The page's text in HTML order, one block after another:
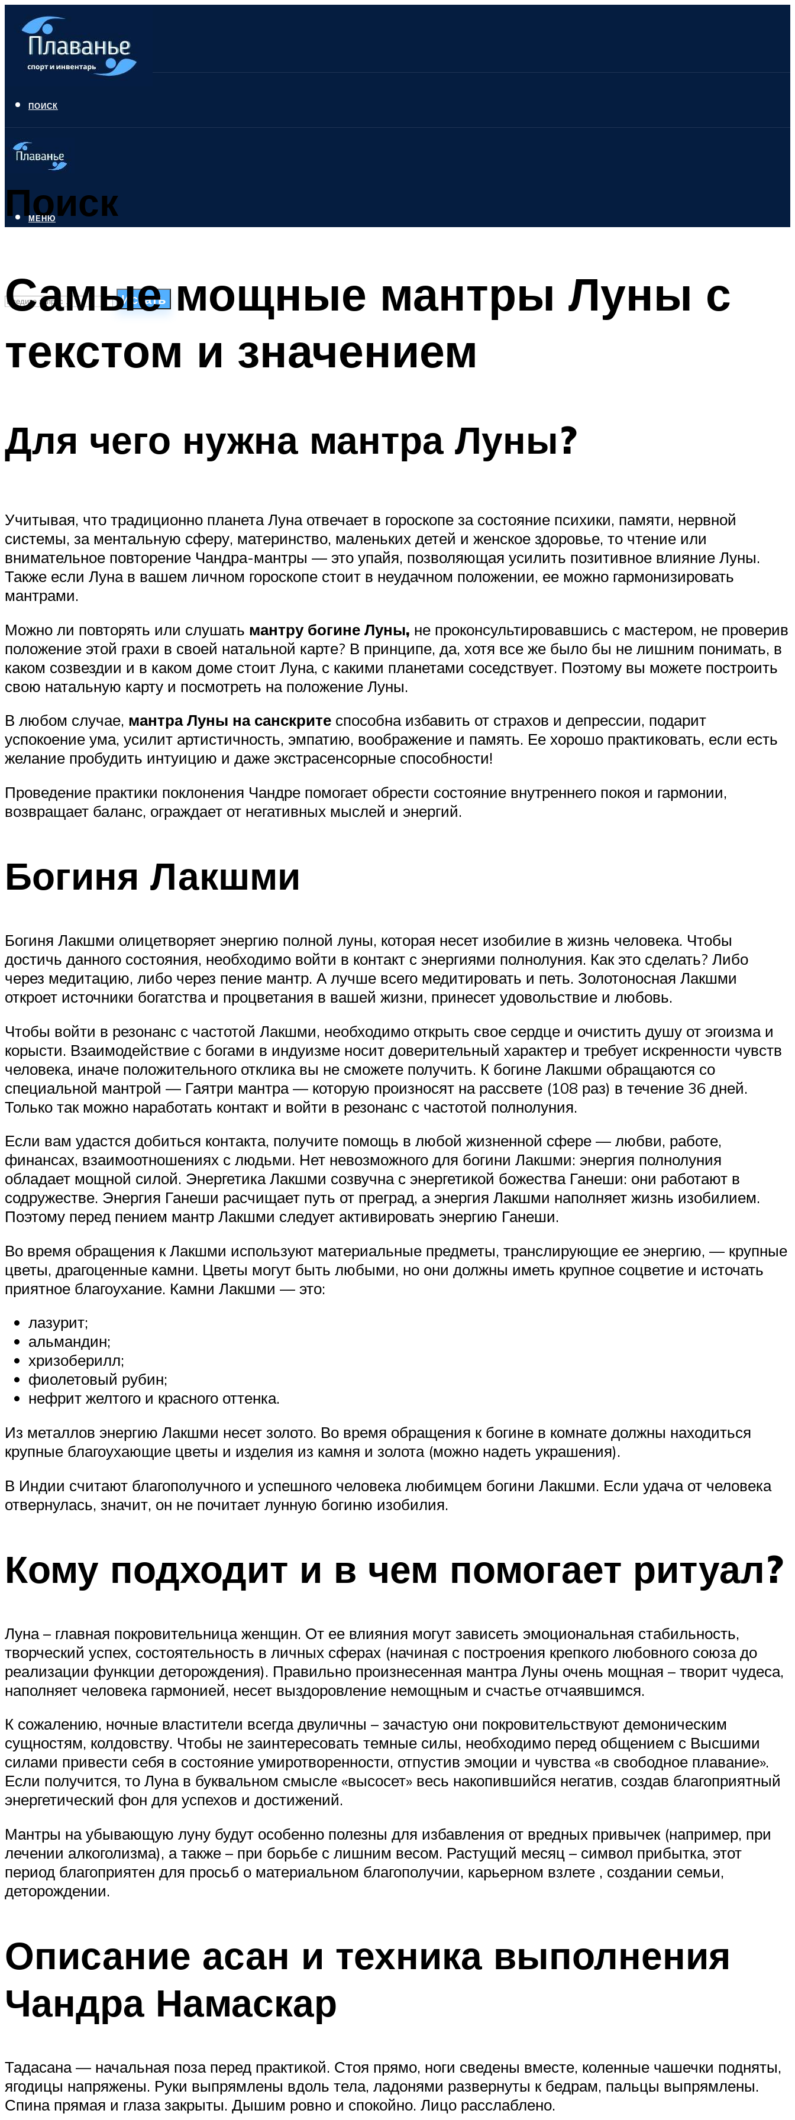
ПОИСК
Поиск
Искать
ПЛАВАНЬЕ ДЛЯ ДЕТЕЙ
ПЛАВАНЬЕ ДЛЯ ПОХУДЕНИЯ
МЕНЮ
МЕНЮ
Самые мощные мантры Луны с
текстом и значением
Для чего нужна мантра Луны?
Учитывая, что традиционно планета Луна отвечает в гороскопе за состояние психики, памяти, нервной
системы, за ментальную сферу, материнство, маленьких детей и женское здоровье, то чтение или
внимательное повторение Чандра-мантры — это упайя, позволяющая усилить позитивное влияние Луны.
Также если Луна в вашем личном гороскопе стоит в неудачном положении, ее можно гармонизировать
мантрами.
Можно ли повторять или слушать мантру богине Луны, не проконсультировавшись с мастером, не проверив
положение этой грахи в своей натальной карте? В принципе, да, хотя все же было бы не лишним понимать, в
каком созвездии и в каком доме стоит Луна, с какими планетами соседствует. Поэтому вы можете построить
свою натальную карту и посмотреть на положение Луны.
В любом случае, мантра Луны на санскрите способна избавить от страхов и депрессии, подарит
успокоение ума, усилит артистичность, эмпатию, воображение и память. Ее хорошо практиковать, если есть
желание пробудить интуицию и даже экстрасенсорные способности!
Проведение практики поклонения Чандре помогает обрести состояние внутреннего покоя и гармонии,
возвращает баланс, ограждает от негативных мыслей и энергий.
Богиня Лакшми
Богиня Лакшми олицетворяет энергию полной луны, которая несет изобилие в жизнь человека. Чтобы
достичь данного состояния, необходимо войти в контакт с энергиями полнолуния. Как это сделать? Либо
через медитацию, либо через пение мантр. А лучше всего медитировать и петь. Золотоносная Лакшми
откроет источники богатства и процветания в вашей жизни, принесет удовольствие и любовь.
Чтобы войти в резонанс с частотой Лакшми, необходимо открыть свое сердце и очистить душу от эгоизма и
корысти. Взаимодействие с богами в индуизме носит доверительный характер и требует искренности чувств
человека, иначе положительного отклика вы не сможете получить. К богине Лакшми обращаются со
специальной мантрой — Гаятри мантра — которую произносят на рассвете (108 раз) в течение 36 дней.
Только так можно наработать контакт и войти в резонанс с частотой полнолуния.
Если вам удастся добиться контакта, получите помощь в любой жизненной сфере — любви, работе,
финансах, взаимоотношениях с людьми. Нет невозможного для богини Лакшми: энергия полнолуния
обладает мощной силой. Энергетика Лакшми созвучна с энергетикой божества Ганеши: они работают в
содружестве. Энергия Ганеши расчищает путь от преград, а энергия Лакшми наполняет жизнь изобилием.
Поэтому перед пением мантр Лакшми следует активировать энергию Ганеши.
Во время обращения к Лакшми используют материальные предметы, транслирующие ее энергию, — крупные
цветы, драгоценные камни. Цветы могут быть любыми, но они должны иметь крупное соцветие и источать
приятное благоухание. Камни Лакшми — это:
лазурит;
альмандин;
хризоберилл;
фиолетовый рубин;
нефрит желтого и красного оттенка.
Из металлов энергию Лакшми несет золото. Во время обращения к богине в комнате должны находиться
крупные благоухающие цветы и изделия из камня и золота (можно надеть украшения).
В Индии считают благополучного и успешного человека любимцем богини Лакшми. Если удача от человека
отвернулась, значит, он не почитает лунную богиню изобилия.
Кому подходит и в чем помогает ритуал?
Луна – главная покровительница женщин. От ее влияния могут зависеть эмоциональная стабильность,
творческий успех, состоятельность в личных сферах (начиная с построения крепкого любовного союза до
реализации функции деторождения). Правильно произнесенная мантра Луны очень мощная – творит чудеса,
наполняет человека гармонией, несет выздоровление немощным и счастье отчаявшимся.
К сожалению, ночные властители всегда двуличны – зачастую они покровительствуют демоническим
сущностям, колдовству. Чтобы не заинтересовать темные силы, необходимо перед общением с Высшими
силами привести себя в состояние умиротворенности, отпустив эмоции и чувства «в свободное плавание».
Если получится, то Луна в буквальном смысле «высосет» весь накопившийся негатив, создав благоприятный
энергетический фон для успехов и достижений.
Мантры на убывающую луну будут особенно полезны для избавления от вредных привычек (например, при
лечении алкоголизма), а также – при борьбе с лишним весом. Растущий месяц – символ прибытка, этот
период благоприятен для просьб о материальном благополучии, карьерном взлете , создании семьи,
деторождении.
Описание асан и техника выполнения
Чандра Намаскар
Тадасана — начальная поза перед практикой. Стоя прямо, ноги сведены вместе, коленные чашечки подняты,
ягодицы напряжены. Руки выпрямлены вдоль тела, ладонями развернуты к бедрам, пальцы выпрямлены.
Спина прямая и глаза закрыты. Дышим ровно и спокойно. Лицо расслаблено.